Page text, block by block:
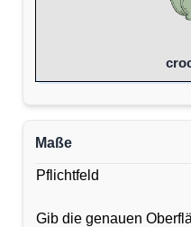
Maße
Pflichtfeld
Gib die genauen